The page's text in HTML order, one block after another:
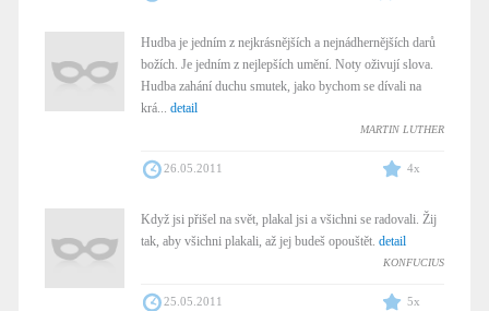
Hudba je jedním z nejkrásnějších a nejnádhernějších darů
božích. Je jedním z nejlepších umění. Noty oživují slova.
Hudba zahání duchu smutek, jako bychom se dívali na
krá... detail
MARTIN LUTHER
26.05.2011 4x
Když jsi přišel na svět, plakal jsi a všichni se radovali. Žij
tak, aby všichni plakali, až jej budeš opouštět. detail
KONFUCIUS
25.05.2011 5x